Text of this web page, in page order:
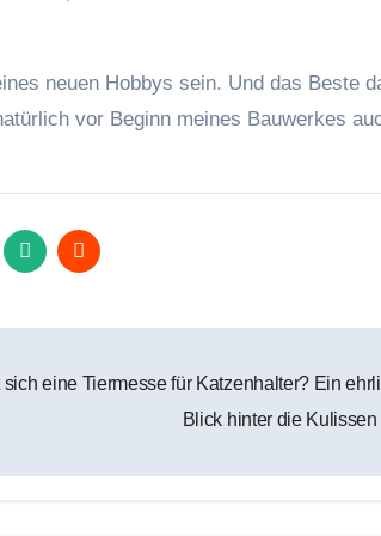
neuen Hobbys sein. Und das Beste
vor Beginn meines Bauwerkes
sich eine Tiermesse für Katzenhalter? Ein
Blick hinter die Kulissen